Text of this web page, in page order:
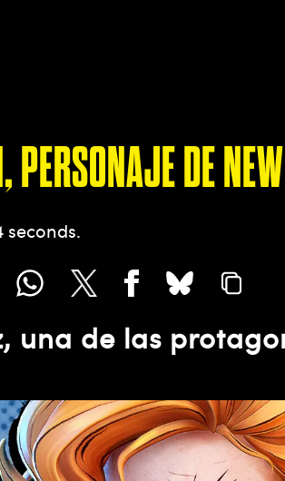
PERSONAJE DE
seconds
una de las